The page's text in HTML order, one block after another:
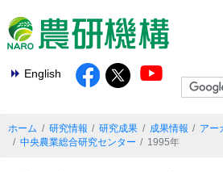
English
ホーム 研究情報 研究成果 成果情報
アー
中央農業総合研究センター
1995年